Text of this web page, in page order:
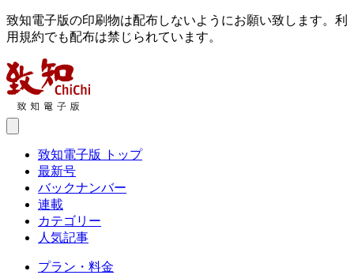
致知電子版の印刷物は配布しないようにお願い致します。利
用規約でも配布は禁じられています。
致知電子版 トップ
最新号
バックナンバー
連載
カテゴリー
人気記事
プラン・料金